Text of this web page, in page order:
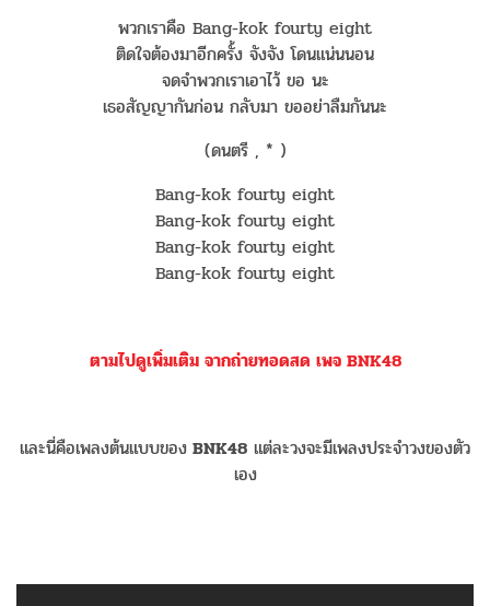
พวกเราคือ Bang-kok fourty eight
ติดใจต้องมาอีกครั้ง จังจัง โดนแน่นนอน
จดจำพวกเราเอาไว้ ขอ นะ
เธอสัญญากันก่อน กลับมา ขออย่าลืมกันนะ
(ดนตรี , * )
Bang-kok fourty eight
Bang-kok fourty eight
Bang-kok fourty eight
Bang-kok fourty eight
ตามไปดูเพิ่มเติม จากถ่ายทอดสด เพจ BNK48
และนี่คือเพลงต้นแบบของ BNK48 แต่ละวงจะมีเพลงประจำวงของตัว
เอง